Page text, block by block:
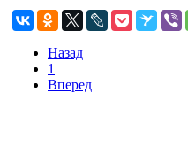
Назад
1
Вперед